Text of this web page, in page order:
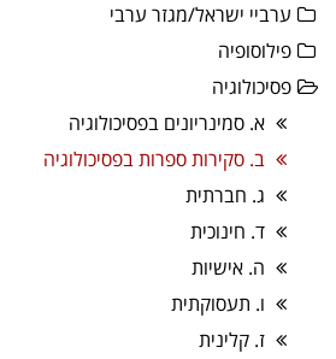
ערביי ישראל/מגזר ערבי
פילוסופיה
פסיכולוגיה
א. סמינריונים בפסיכולוגיה
ב. סקירות ספרות בפסיכולוגיה
ג. חברתית
ד. חינוכית
ה. אישיות
ו. תעסוקתית
ז. קלינית